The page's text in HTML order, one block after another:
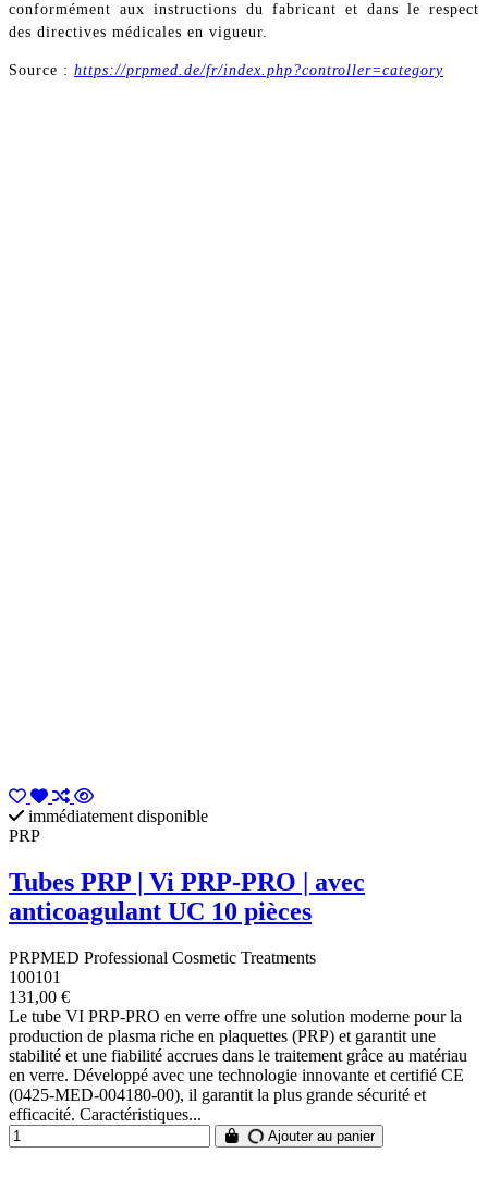
conformément aux instructions du fabricant et dans le respect
des directives médicales en vigueur.
Source : https://prpmed.de/fr/index.php?controller=category
immédiatement disponible
PRP
Tubes PRP | Vi PRP-PRO | avec
anticoagulant UC 10 pièces
PRPMED Professional Cosmetic Treatments
100101
131,00 €
Le tube VI PRP-PRO en verre offre une solution moderne pour la
production de plasma riche en plaquettes (PRP) et garantit une
stabilité et une fiabilité accrues dans le traitement grâce au matériau
en verre. Développé avec une technologie innovante et certifié CE
(0425-MED-004180-00), il garantit la plus grande sécurité et
efficacité. Caractéristiques...
Ajouter au panier